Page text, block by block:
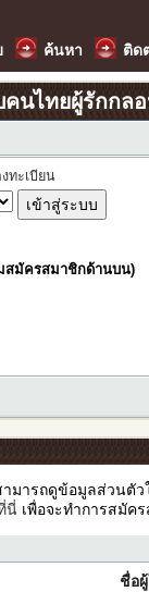
ค้นหา ติด
นไทยผู้รักกล
งทะเบียน
สมัครสมาชิกด้านบน)
มารถดูข้อมูลส่วนตั
นี่เพื่อจะทำการสมัค
ชื่อ